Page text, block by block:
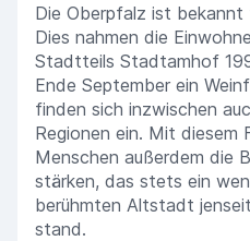
Die Oberpfalz ist bekannt
Dies nahmen die
Stadtteils Stadtamhof
Ende September ein
finden sich inzwischen
Regionen ein. Mit diesem
Menschen außerdem die
stärken, das stets ein
berühmten Altstadt
stand.